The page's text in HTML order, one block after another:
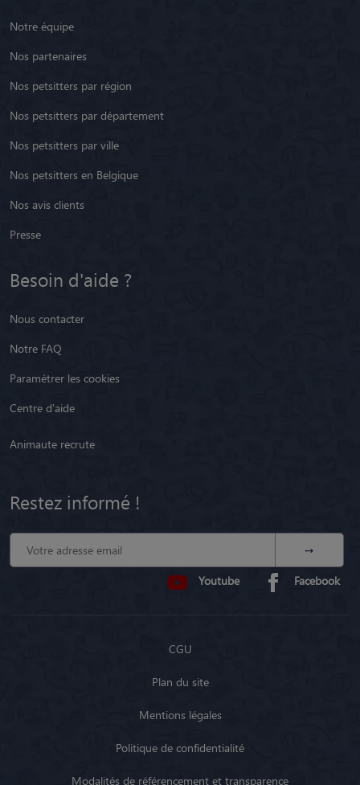
Notre équipe
Nos partenaires
Nos petsitters par région
Nos petsitters par département
Nos petsitters par ville
Nos petsitters en Belgique
Nos avis clients
Presse
Besoin d'aide ?
Nous contacter
Notre FAQ
Paramétrer les cookies
Centre d'aide
Animaute recrute
Restez informé !
Youtube Facebook
CGU
Plan du site
Mentions légales
Politique de confidentialité
Modalités de référencement et transparence